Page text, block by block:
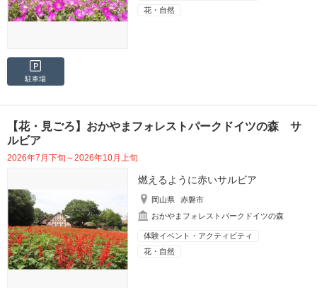
花・自然
駐車場
【花・見ごろ】おかやまフォレストパークドイツの森 サ
ルビア
2026年7月下旬～2026年10月上旬
燃えるように赤いサルビア
岡山県
赤磐市
おかやまフォレストパークドイツの森
体験イベント・アクティビティ
花・自然